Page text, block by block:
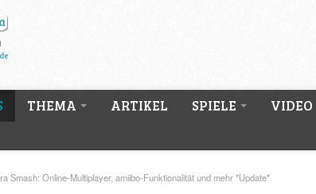
THEMA ARTIKEL SPIELE VIDEO
Smash: Online-Multiplayer, amiibo-Funktionalität und mehr *Update*